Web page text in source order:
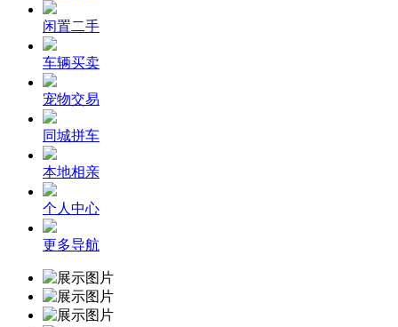
闲置二手
车辆买卖
宠物交易
同城拼车
本地相亲
个人中心
更多导航